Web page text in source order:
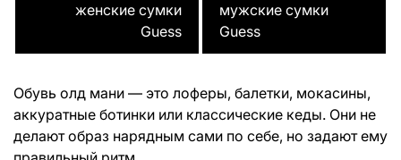
женские сумки
Guess
мужские сумки
Guess
Обувь олд мани — это лоферы, балетки, мокасины,
аккуратные ботинки или классические кеды. Они не
делают образ нарядным сами по себе, но задают ему